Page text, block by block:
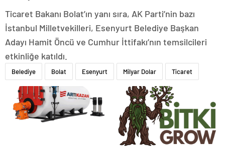
Ticaret Bakanı Bolat’ın yanı sıra, AK Parti’nin bazı
İstanbul Milletvekilleri, Esenyurt Belediye Başkan
Adayı Hamit Öncü ve Cumhur İttifakı’nın temsilcileri
etkinliğe katıldı.
Belediye Bolat Esenyurt Milyar Dolar Ticaret